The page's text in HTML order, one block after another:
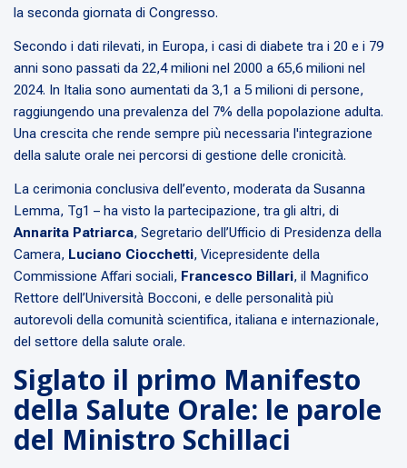
la seconda giornata di Congresso.
Secondo i dati rilevati, in Europa, i casi di diabete tra i 20 e i 79
anni sono passati da 22,4 milioni nel 2000 a 65,6 milioni nel
2024. In Italia sono aumentati da 3,1 a 5 milioni di persone,
raggiungendo una prevalenza del 7% della popolazione adulta.
Una crescita che rende sempre più necessaria l'integrazione
della salute orale nei percorsi di gestione delle cronicità.
La cerimonia conclusiva dell’evento, moderata da Susanna
Lemma, Tg1 – ha visto la partecipazione, tra gli altri, di
Annarita Patriarca, Segretario dell’Ufficio di Presidenza della
Camera, Luciano Ciocchetti, Vicepresidente della
Commissione Affari sociali, Francesco Billari, il Magnifico
Rettore dell’Università Bocconi, e delle personalità più
autorevoli della comunità scientifica, italiana e internazionale,
del settore della salute orale.
Siglato il primo Manifesto
della Salute Orale: le parole
del Ministro Schillaci